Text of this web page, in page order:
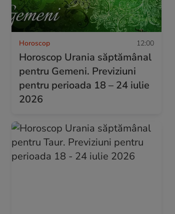
Horoscop 12:00
Horoscop Urania săptămânal
pentru Gemeni. Previziuni
pentru perioada 18 – 24 iulie
2026